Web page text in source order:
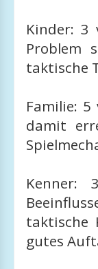
Kinder: 3
Problem
taktische
Familie:
damit
Kenner:
taktische
gutes